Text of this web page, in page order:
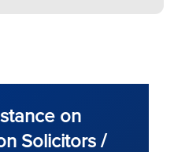
on
Solicitors /